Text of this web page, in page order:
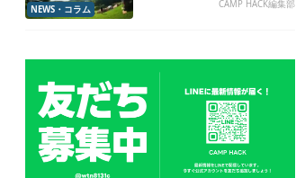
NEWS・コラム
に合います。
CAMP HACK編集部